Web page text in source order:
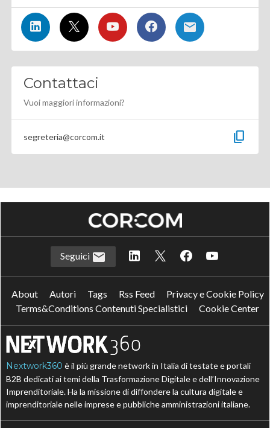
Contattaci
Vuoi maggiori informazioni?
segreteria@corcom.it content_copy
Seguici
About Autori Tags Rss Feed
Privacy e Cookie Policy
Terms&Conditions Contenuti Specialistici
Cookie Center
Nextwork360 è il più grande network in Italia di testate e portali
B2B dedicati ai temi della Trasformazione Digitale e dell’Innovazione
Imprenditoriale. Ha la missione di diffondere la cultura digitale e
imprenditoriale nelle imprese e pubbliche amministrazioni italiane.